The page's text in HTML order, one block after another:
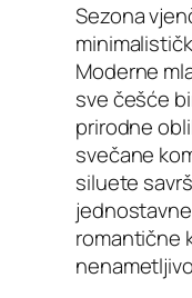
Sezona
Moderne
sve češće
prirodne
svečane
siluete
romantične